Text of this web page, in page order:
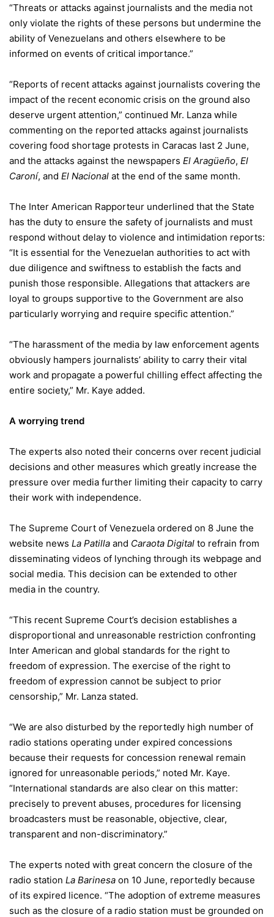
“Threats or attacks against journalists and the media not
only violate the rights of these persons but undermine the
ability of Venezuelans and others elsewhere to be
informed on events of critical importance.”
“Reports of recent attacks against journalists covering the
impact of the recent economic crisis on the ground also
deserve urgent attention,” continued Mr. Lanza while
commenting on the reported attacks against journalists
covering food shortage protests in Caracas last 2 June,
and the attacks against the newspapers El Aragüeño, El
Caroní, and El Nacional at the end of the same month.
The Inter American Rapporteur underlined that the State
has the duty to ensure the safety of journalists and must
respond without delay to violence and intimidation reports:
“It is essential for the Venezuelan authorities to act with
due diligence and swiftness to establish the facts and
punish those responsible. Allegations that attackers are
loyal to groups supportive to the Government are also
particularly worrying and require specific attention.”
“The harassment of the media by law enforcement agents
obviously hampers journalists’ ability to carry their vital
work and propagate a powerful chilling effect affecting the
entire society,” Mr. Kaye added.
A worrying trend
The experts also noted their concerns over recent judicial
decisions and other measures which greatly increase the
pressure over media further limiting their capacity to carry
their work with independence.
The Supreme Court of Venezuela ordered on 8 June the
website news La Patilla and Caraota Digital to refrain from
disseminating videos of lynching through its webpage and
social media. This decision can be extended to other
media in the country.
“This recent Supreme Court’s decision establishes a
disproportional and unreasonable restriction confronting
Inter American and global standards for the right to
freedom of expression. The exercise of the right to
freedom of expression cannot be subject to prior
censorship,” Mr. Lanza stated.
“We are also disturbed by the reportedly high number of
radio stations operating under expired concessions
because their requests for concession renewal remain
ignored for unreasonable periods,” noted Mr. Kaye.
“International standards are also clear on this matter:
precisely to prevent abuses, procedures for licensing
broadcasters must be reasonable, objective, clear,
transparent and non-discriminatory.”
The experts noted with great concern the closure of the
radio station La Barinesa on 10 June, reportedly because
of its expired licence. “The adoption of extreme measures
such as the closure of a radio station must be grounded on